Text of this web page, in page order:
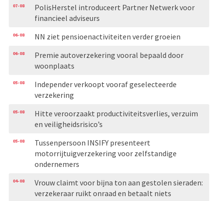
07-08
PolisHerstel introduceert Partner Netwerk voor
financieel adviseurs
06-08 NN ziet pensioenactiviteiten verder groeien
06-08
Premie autoverzekering vooral bepaald door
woonplaats
05-08
Independer verkoopt vooraf geselecteerde
verzekering
05-08
Hitte veroorzaakt productiviteitsverlies, verzuim
en veiligheidsrisico’s
05-08
Tussenpersoon INSIFY presenteert
motorrijtuigverzekering voor zelfstandige
ondernemers
04-08
Vrouw claimt voor bijna ton aan gestolen sieraden:
verzekeraar ruikt onraad en betaalt niets